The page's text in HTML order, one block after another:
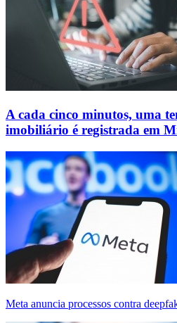
A cada cinco minutos, uma
imobiliário é registrada em
Meta anuncia processos contra